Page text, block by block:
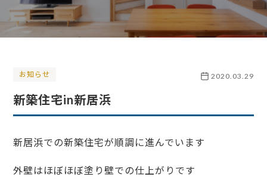
お知らせ 2020.03.29
新築住宅in新居浜
新居浜での新築住宅が順調に進んでいます
外壁はほぼほぼ塗り壁での仕上がりです